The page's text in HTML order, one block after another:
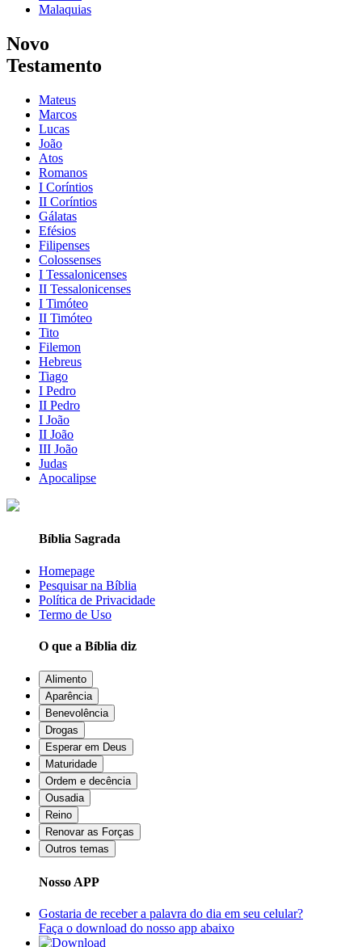
Malaquias
Novo
Testamento
Mateus
Marcos
Lucas
João
Atos
Romanos
I Coríntios
II Coríntios
Gálatas
Efésios
Filipenses
Colossenses
I Tessalonicenses
II Tessalonicenses
I Timóteo
II Timóteo
Tito
Filemon
Hebreus
Tiago
I Pedro
II Pedro
I João
II João
III João
Judas
Apocalipse
Bíblia Sagrada
Homepage
Pesquisar na Bíblia
Política de Privacidade
Termo de Uso
O que a Bíblia diz
Alimento
Aparência
Benevolência
Drogas
Esperar em Deus
Maturidade
Ordem e decência
Ousadia
Reino
Renovar as Forças
Outros temas
Nosso APP
Gostaria de receber a palavra do dia em seu celular?
Faça o download do nosso app abaixo